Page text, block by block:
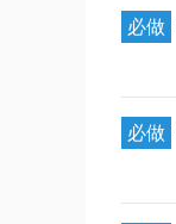
必做
必做